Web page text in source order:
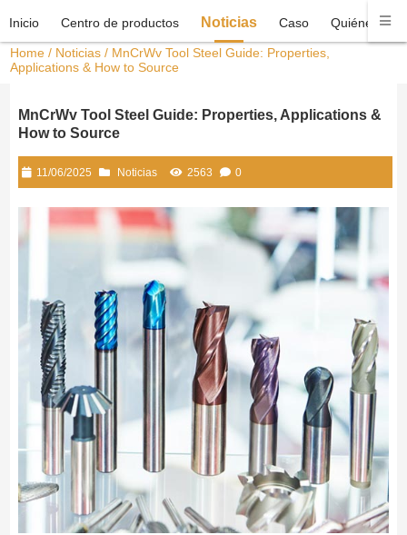
Inicio Centro de productos Noticias Caso Quiénes
Home / Noticias / MnCrWv Tool Steel Guide: Properties,
Applications & How to Source
MnCrWv Tool Steel Guide: Properties, Applications &
How to Source
11/06/2025 Noticias 2563 0